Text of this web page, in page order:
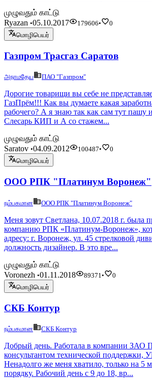
முழுவதும் காட்டு
Ryazan •05.10.2017 179606•
0
மொழிபெயர்
Газпром Трасгаз Саратов
அநாமதேய ПАО "Газпром"
Дорогие товарищи вы себе не
ГазПрём!!! Как вы думаете какая
рабочего? А я знаю так как сам тут пашу
Слесарь КИП и А со стажем...
முழுவதும் காட்டு
Saratov •04.09.2012 100487•
0
மொழிபெயர்
ООО РПК "Платинум Воронеж"
நம்பகமான ООО РПК "Платинум Воронеж"
Меня зовут Светлана, 10.07.2018 г. была
компанию РПК «Платинум-Воронеж»,
адресу: г. Воронеж, ул. 45 стрелковой
должность дизайнер. В это вре...
முழுவதும் காட்டு
Voronezh •01.11.2018 89371 •
0
மொழிபெயர்
СКБ Контур
நம்பகமான СКБ Контур
Добрый день. Работала в компании
консультантом технической поддержки,
Ненадолго же меня хватило, только на 5
порядку. Рабочий день с 9 до 18, вр...